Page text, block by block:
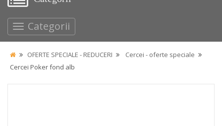
Categorii
OFERTE SPECIALE - REDUCERI
Cercei - oferte speciale
Cercei Poker fond alb